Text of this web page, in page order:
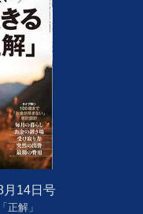
月14日号
正解」